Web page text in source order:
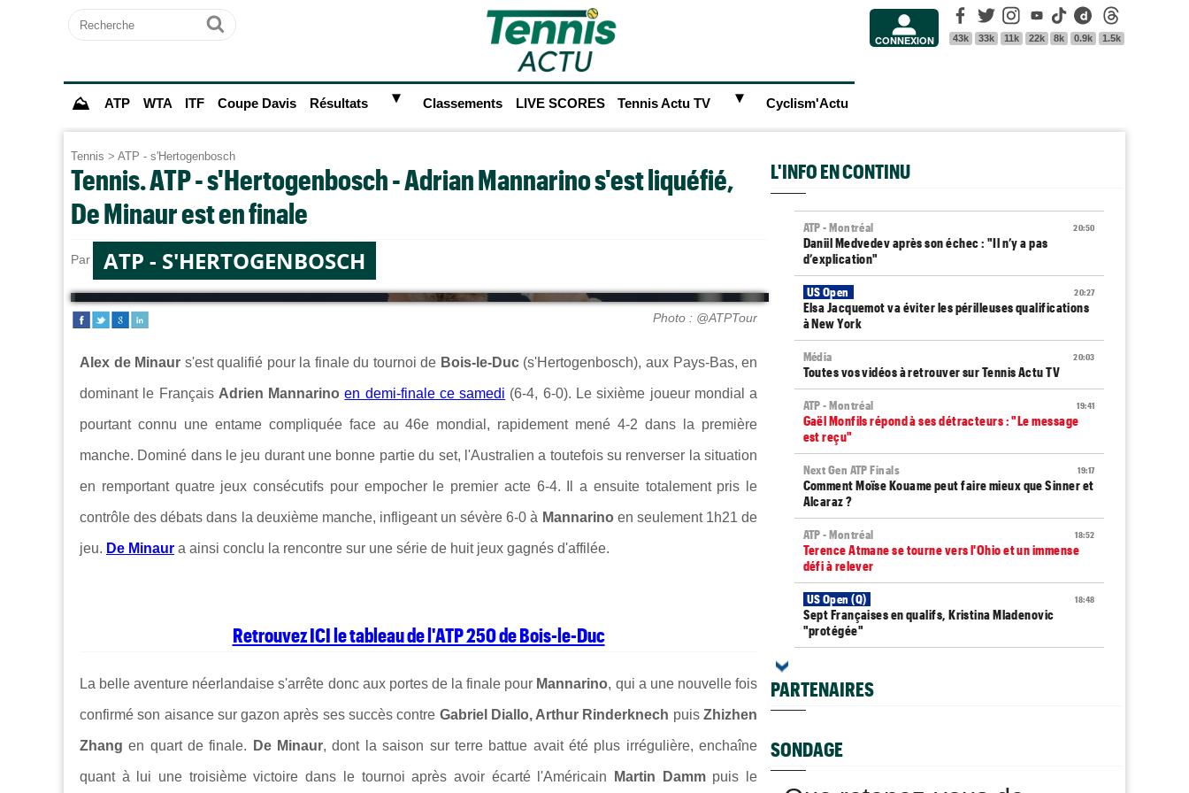
Recherche
Ok CONNEXION
Facebook
43k
Twitter
33k
Instagram
11k
Youtube
22k
Tik Tok
8k
Dailymotion
0.9k 1.5k
⛰ ATP WTA ITF Coupe Davis Résultats ► Classements LIVE SCORES Tennis Actu TV ► Cyclism'Actu
Tennis > ATP - s'Hertogenbosch
Tennis. ATP - s'Hertogenbosch - Adrian Mannarino s'est liquéfié,
De Minaur est en finale
Par Hugo SOUBET le 13/06/2026 à 17:26
ATP - S'HERTOGENBOSCH
Photo : @ATPTour
Alex de Minaur s'est qualifié pour la finale du tournoi de Bois-le-Duc (s'Hertogenbosch), aux Pays-Bas, en
dominant le Français Adrien Mannarino en demi-finale ce samedi (6-4, 6-0). Le sixième joueur mondial a
pourtant connu une entame compliquée face au 46e mondial, rapidement mené 4-2 dans la première
manche. Dominé dans le jeu durant une bonne partie du set, l'Australien a toutefois su renverser la situation
en remportant quatre jeux consécutifs pour empocher le premier acte 6-4. Il a ensuite totalement pris le
contrôle des débats dans la deuxième manche, infligeant un sévère 6-0 à Mannarino en seulement 1h21 de
jeu. De Minaur a ainsi conclu la rencontre sur une série de huit jeux gagnés d'affilée.
Retrouvez ICI le tableau de l'ATP 250 de Bois-le-Duc
La belle aventure néerlandaise s'arrête donc aux portes de la finale pour Mannarino, qui a une nouvelle fois
confirmé son aisance sur gazon après ses succès contre Gabriel Diallo, Arthur Rinderknech puisZhizhen
Zhang en quart de finale. De Minaur, dont la saison sur terre battue avait été plus irrégulière, enchaîne
quant à lui une troisième victoire dans le tournoi après avoir écarté l'Américain Martin Damm puis le
L'INFO EN CONTINU
20:50
ATP - Montréal
Daniil Medvedev après son échec : "Il n’y a pas
d’explication"
20:27
US Open
Elsa Jacquemot va éviter les périlleuses qualifications
à New York
20:03
Média
Toutes vos vidéos à retrouver sur Tennis Actu TV
19:41
ATP - Montréal
Gaël Monfils répond à ses détracteurs : "Le message
est reçu"
19:17
Next Gen ATP Finals
Comment Moïse Kouame peut faire mieux que Sinner et
Alcaraz ?
18:52
ATP - Montréal
Terence Atmane se tourne vers l'Ohio et un immense
défi à relever
18:48
US Open (Q)
Sept Françaises en qualifs, Kristina Mladenovic
"protégée"
coincé
Mathys Erhard passe à quelques points d'une finale
PARTENAIRES
SONDAGE